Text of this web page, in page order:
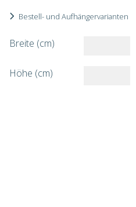
Bestell- und Aufhängervarianten
Breite (cm)
Höhe (cm)